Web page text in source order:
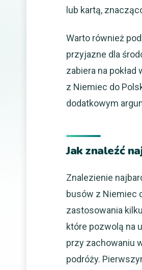
lub kartą,
Warto również
przyjazne dla
zabiera na
z Niemiec do
dodatkowym
Jak znaleźć
Znalezienie
busów z Niemiec
zastosowania
które pozwolą na
przy zachowaniu
podróży.